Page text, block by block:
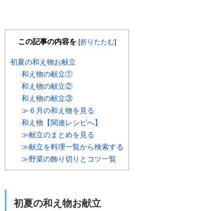
この記事の内容を [折りたたむ]
初夏の和え物お献立
和え物の献立①
和え物の献立②
和え物の献立③
≫６月の和え物を見る
和え物【関連レシピへ】
≫献立のまとめを見る
≫献立を料理一覧から検索する
≫野菜の飾り切りとコツ一覧
初夏の和え物お献立